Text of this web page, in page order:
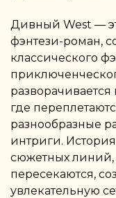
Дивный West —
фэнтези-роман,
классического
где
разнообразные
интриги.
сюжетных линий,
пересекаются,
увлекательную